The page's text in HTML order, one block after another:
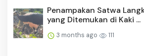
Penampakan Satwa
yang Ditemukan di Kaki ...
3 months ago 111